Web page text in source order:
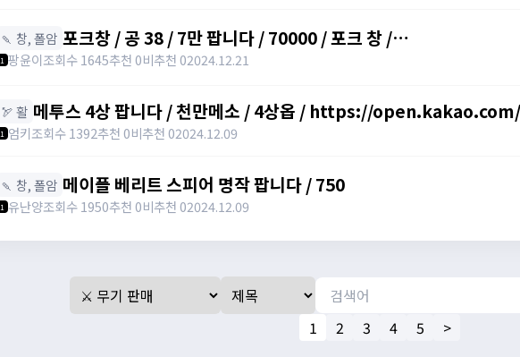
🍡 창, 폴암 포크창 / 공 38 / 7만 팝니다 / 70000 / 포크 창 /
https://open.kakao.com/o/szTBqf6g
1 팡윤이조회수 1645추천 0비추천 02024.12.21
🏹 활 메투스 4상 팝니다 / 천만메소 / 4상옵 / https://
1 엄키조회수 1392추천 0비추천 02024.12.09
🍡 창, 폴암 메이플 베리트 스피어 명작 팝니다 / 750
1 유난양조회수 1950추천 0비추천 02024.12.09
1 2 3 4 5 >